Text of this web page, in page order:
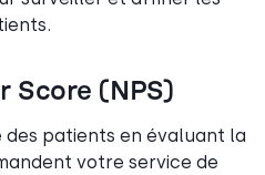
Score (NPS)
des patients en évaluant la
votre service de